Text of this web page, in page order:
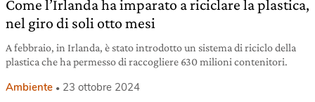
Come l’Irlanda ha imparato a riciclare la plastica,
nel giro di soli otto mesi
A febbraio, in Irlanda, è stato introdotto un sistema di riciclo della
plastica che ha permesso di raccogliere 630 milioni contenitori.
Ambiente 23 ottobre 2024